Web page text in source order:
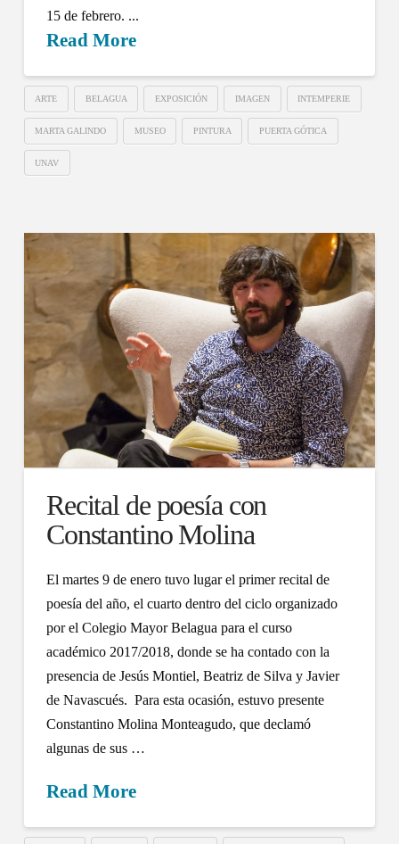
15 de febrero. ...
Read More
ARTE BELAGUA EXPOSICIÓN IMAGEN INTEMPERIE
MARTA GALINDO MUSEO PINTURA PUERTA GÓTICA
UNAV
Recital de poesía con
Constantino Molina
El martes 9 de enero tuvo lugar el primer recital de
poesía del año, el cuarto dentro del ciclo organizado
por el Colegio Mayor Belagua para el curso
académico 2017/2018, donde se ha contado con la
presencia de Jesús Montiel, Beatriz de Silva y Javier
de Navascués. Para esta ocasión, estuvo presente
Constantino Molina Monteagudo, que declamó
algunas de sus …
Read More